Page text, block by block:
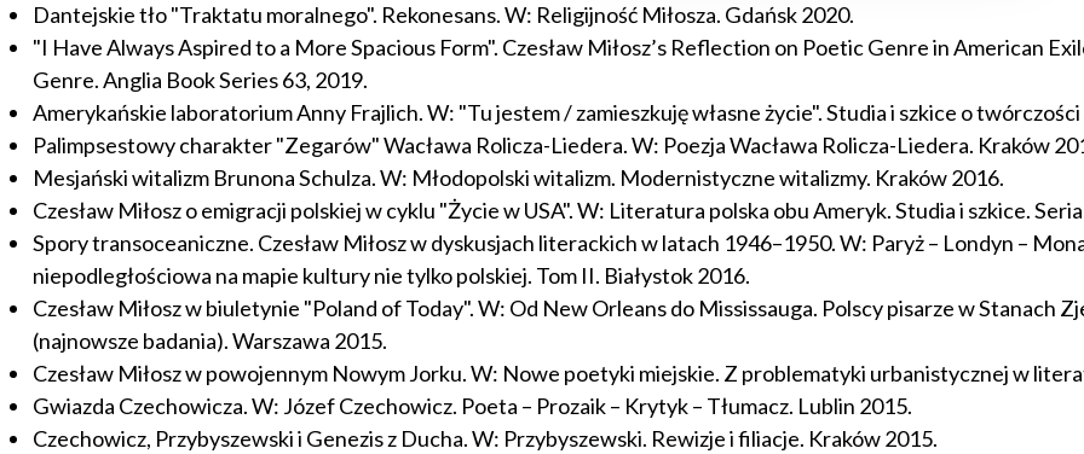
Dantejskie tło "Traktatu moralnego". Rekonesans. W: Religijność Miłosza. Gdańsk 2020.
"I Have Always Aspired to a More Spacious Form". Czesław Miłosz’s Reflection on Poetic Genre in American
Genre. Anglia Book Series 63, 2019.
Amerykańskie laboratorium Anny Frajlich. W: "Tu jestem / zamieszkuję własne życie". Studia i szkice o
Palimpsestowy charakter "Zegarów" Wacława Rolicza-Liedera. W: Poezja Wacława Rolicza-Liedera. Kraków
Mesjański witalizm Brunona Schulza. W: Młodopolski witalizm. Modernistyczne witalizmy. Kraków 2016.
Czesław Miłosz o emigracji polskiej w cyklu "Życie w USA". W: Literatura polska obu Ameryk. Studia i szkice.
Spory transoceaniczne. Czesław Miłosz w dyskusjach literackich w latach 1946–1950. W: Paryż – Londyn –
niepodległościowa na mapie kultury nie tylko polskiej. Tom II. Białystok 2016.
Czesław Miłosz w biuletynie "Poland of Today". W: Od New Orleans do Mississauga. Polscy pisarze w Stanach
(najnowsze badania). Warszawa 2015.
Czesław Miłosz w powojennym Nowym Jorku. W: Nowe poetyki miejskie. Z problematyki urbanistycznej w
Gwiazda Czechowicza. W: Józef Czechowicz. Poeta – Prozaik – Krytyk – Tłumacz. Lublin 2015.
Czechowicz, Przybyszewski i Genezis z Ducha. W: Przybyszewski. Rewizje i filiacje. Kraków 2015.